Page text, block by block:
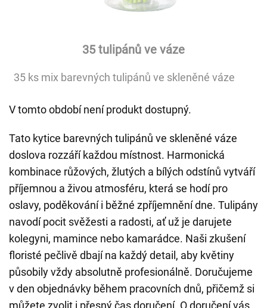
35 tulipánů ve váze
35 ks mix barevných tulipánů ve skleněné váze
V tomto období není produkt dostupný.
Tato kytice barevných tulipánů ve skleněné váze
doslova rozzáří každou místnost. Harmonická
kombinace růžových, žlutých a bílých odstínů vytváří
příjemnou a živou atmosféru, která se hodí pro
oslavy, poděkování i běžné zpříjemnění dne. Tulipány
navodí pocit svěžesti a radosti, ať už je darujete
kolegyni, mamince nebo kamarádce. Naši zkušení
floristé pečlivě dbají na každý detail, aby květiny
působily vždy absolutně profesionálně. Doručujeme
v den objednávky během pracovních dnů, přičemž si
můžete zvolit i přesný čas doručení. O doručení vás